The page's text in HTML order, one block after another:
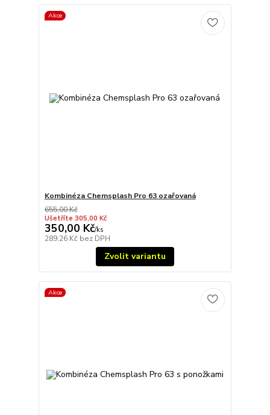
Akce
Kombinéza Chemsplash Pro 63 ozařovaná
655,00 Kč
Ušetříte 305,00 Kč
350,00 Kč/ks
289,26 Kč bez DPH
Zvolit variantu
Akce